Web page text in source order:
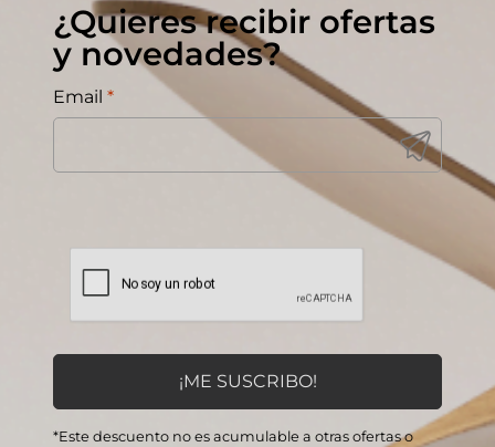
¿Quieres recibir ofertas
y novedades?
Email *
*Este descuento no es acumulable a otras ofertas o